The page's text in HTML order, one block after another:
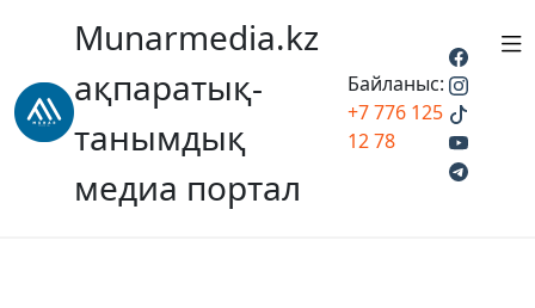
Munarmedia.kz
ақпаратық-
танымдық
медиа портал
Байланыс:
+7 776 125
12 78